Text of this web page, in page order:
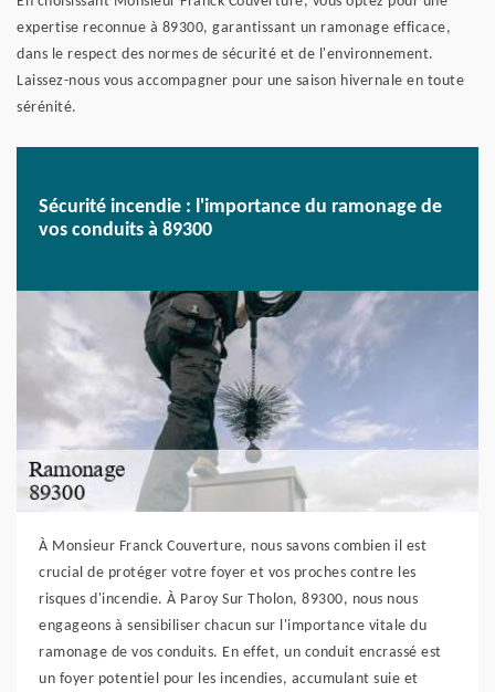
expertise reconnue à 89300, garantissant un ramonage efficace,
dans le respect des normes de sécurité et de l'environnement.
Laissez-nous vous accompagner pour une saison hivernale en toute
sérénité.
Sécurité incendie : l'importance du ramonage de
vos conduits à 89300
À Monsieur Franck Couverture, nous savons combien il est
crucial de protéger votre foyer et vos proches contre les
risques d'incendie. À Paroy Sur Tholon, 89300, nous nous
engageons à sensibiliser chacun sur l'importance vitale du
ramonage de vos conduits. En effet, un conduit encrassé est
un foyer potentiel pour les incendies, accumulant suie et